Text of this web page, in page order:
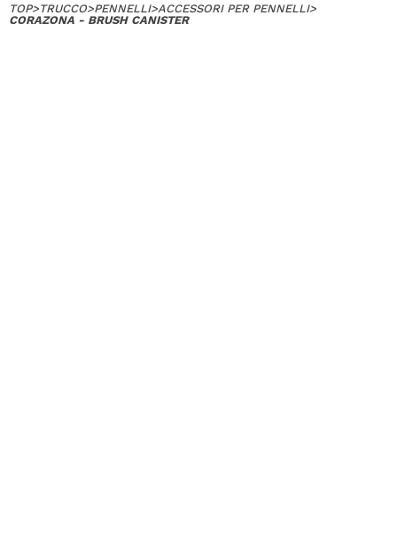
TOP>TRUCCO>PENNELLI>ACCESSORI PER PENNELLI>
CORAZONA - BRUSH CANISTER